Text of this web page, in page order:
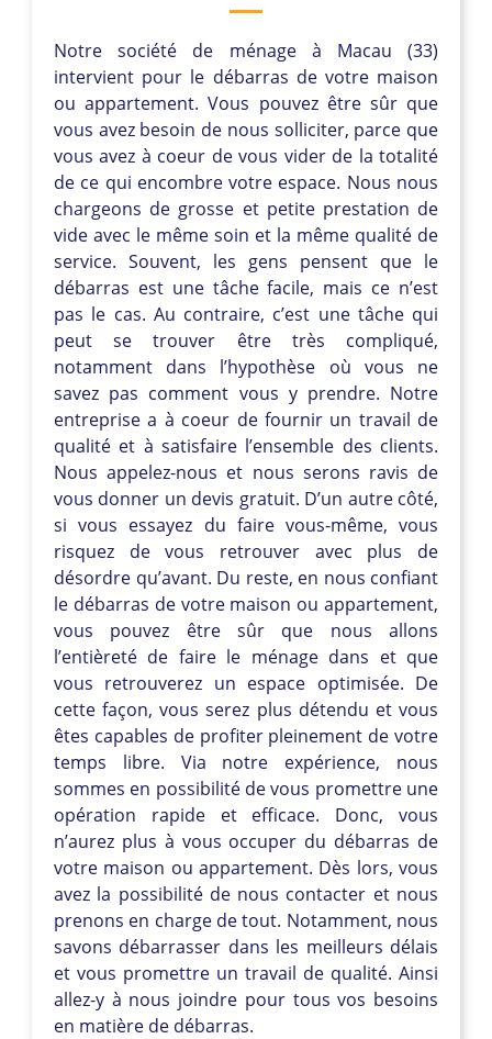
Notre société de ménage à Macau (33)
intervient pour le débarras de votre maison
ou appartement. Vous pouvez être sûr que
vous avez besoin de nous solliciter, parce que
vous avez à coeur de vous vider de la totalité
de ce qui encombre votre espace. Nous nous
chargeons de grosse et petite prestation de
vide avec le même soin et la même qualité de
service. Souvent, les gens pensent que le
débarras est une tâche facile, mais ce n’est
pas le cas. Au contraire, c’est une tâche qui
peut se trouver être très compliqué,
notamment dans l’hypothèse où vous ne
savez pas comment vous y prendre. Notre
entreprise a à coeur de fournir un travail de
qualité et à satisfaire l’ensemble des clients.
Nous appelez-nous et nous serons ravis de
vous donner un devis gratuit. D’un autre côté,
si vous essayez du faire vous-même, vous
risquez de vous retrouver avec plus de
désordre qu’avant. Du reste, en nous confiant
le débarras de votre maison ou appartement,
vous pouvez être sûr que nous allons
l’entièreté de faire le ménage dans et que
vous retrouverez un espace optimisée. De
cette façon, vous serez plus détendu et vous
êtes capables de profiter pleinement de votre
temps libre. Via notre expérience, nous
sommes en possibilité de vous promettre une
opération rapide et efficace. Donc, vous
n’aurez plus à vous occuper du débarras de
votre maison ou appartement. Dès lors, vous
avez la possibilité de nous contacter et nous
prenons en charge de tout. Notamment, nous
savons débarrasser dans les meilleurs délais
et vous promettre un travail de qualité. Ainsi
allez-y à nous joindre pour tous vos besoins
en matière de débarras.